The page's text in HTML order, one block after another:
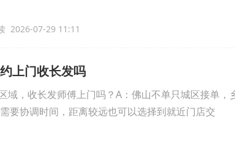
2026-07-29 11:11
上门收长发吗
域，收长发师傅上门吗？A：佛山不单只城区接单
要协调时间，距离较远也可以选择到就近门店交